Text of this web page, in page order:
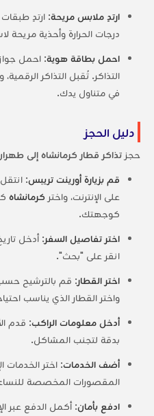
ارتدِ ملابس مريحة: ارتدِ
درجات الحرارة وأحذية
احمل بطاقة هوية: احمل
التذاكر. تُقبل التذاكر
في متناول يدك.
دليل الحجز
حجز تذاكر قطار كرمانشاه إلى
قم بزيارة أورينت تريبس
على الإنترنت، واختر كرمانشاه
كوجهتك.
اختر تفاصيل السفر: أدخل
انقر على "بحث".
اختر القطار: قم بالترشيح حسب
واختر القطار الذي يناسب
أدخل معلومات الراكب: قدم
بدقة لتجنب المشاكل.
أضف الخدمات: اختر الخدمات
المقصورات المخصصة
ادفع بأمان: أكمل الدفع عبر